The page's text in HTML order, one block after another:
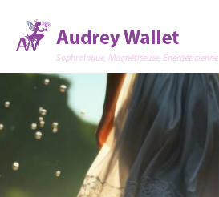
Sophrologue, Magnétiseuse, Énergéticienne